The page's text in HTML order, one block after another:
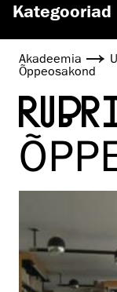
Kategooriad
Akadeemia
Õppeosakond